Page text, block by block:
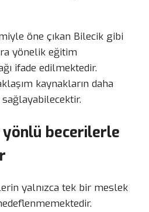
öne çıkan Bilecik gibi
yönelik eğitim
ifade edilmektedir.
kaynakların daha
becerilerle
yalnızca tek bir meslek